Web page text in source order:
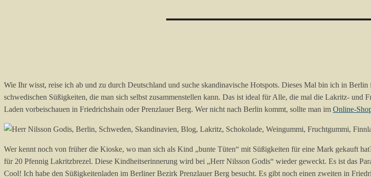
Wie Ihr wisst, reise ich ab und zu durch Deutschland und suche skandinavische Hotspots. Dieses Mal bin ich in
schwedischen Süßigkeiten, die man sich selbst zusammenstellen kann. Das ist ideal für Alle, die mal die Lakritz-
Laden vorbeischauen in Friedrichshain oder Prenzlauer Berg. Wer nicht nach Berlin kommt, sollte man im Online-
Wer kennt noch von früher die Kioske, wo man sich als Kind „bunte Tüten“ mit Süßigkeiten für eine Mark gekauft
für 20 Pfennig Lakritzbrezel. Diese Kindheitserinnerung wird bei „Herr Nilsson Godis“ wieder geweckt. Es ist das
Cool! Ich habe den Süßigkeitenladen im Berliner Bezirk Prenzlauer Berg besucht. Es gibt noch einen zweiten in